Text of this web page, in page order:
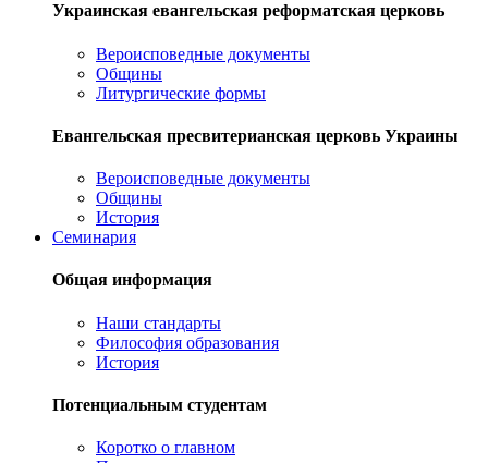
Украинская евангельская реформатская церковь
Вероисповедные документы
Общины
Литургические формы
Евангельская пресвитерианская церковь Украины
Вероисповедные документы
Общины
История
Семинария
Общая информация
Наши стандарты
Философия образования
История
Потенциальным студентам
Коротко о главном